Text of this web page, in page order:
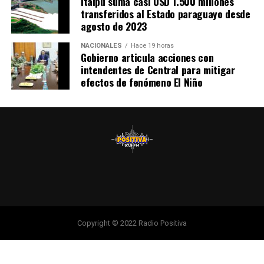
la Armada Paraguaya, la Fuerza Aérea Paraguaya y el
Comando Logístico, listos para actuar y asistir a la
ciudadanía en caso de necesidad, informaron las
autoridades nacionales.
transferidos al Estado paraguayo desde
agosto de 2023
NACIONALES Hace 19 horas
Gobierno articula acciones con
intendentes de Central para mitigar
efectos de fenómeno El Niño
Copyright © 2022 Radio Positiva